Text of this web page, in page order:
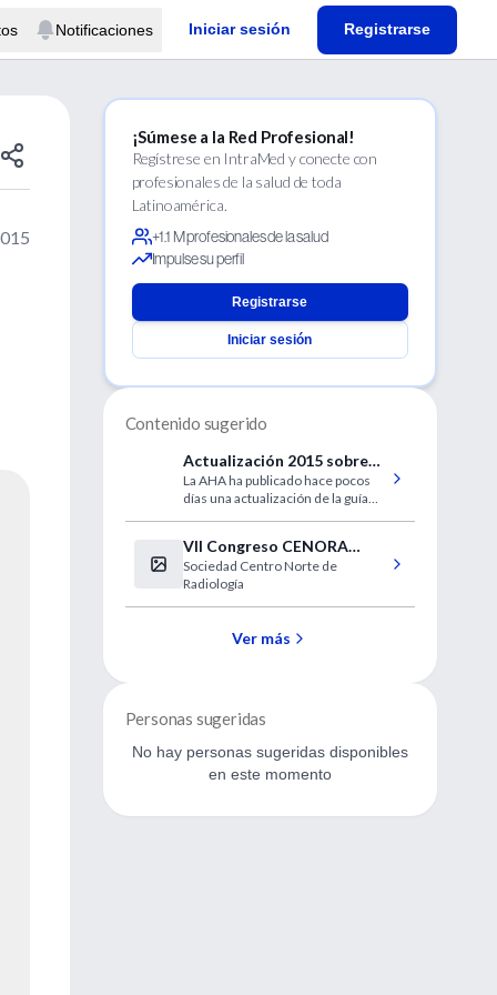
Notificaciones Iniciar sesión Registrarse
¡Súmese a la Red Profesional!
Regístrese en IntraMed y conecte con
profesionales de la salud de toda
Latinoamérica.
+1.1 M profesionales de la salud
Impulse su perfil
Registrarse
Iniciar sesión
Contenido sugerido
Actualización 2015 sobre
RCP
La AHA ha publicado hace pocos
días una actualización de la guía
(RCP) y la atención cardiovascular
de emergencia.
VII Congreso CENORA
(Radiología)
Sociedad Centro Norte de
Radiología
Ver más
Personas sugeridas
No hay personas sugeridas disponibles
en este momento